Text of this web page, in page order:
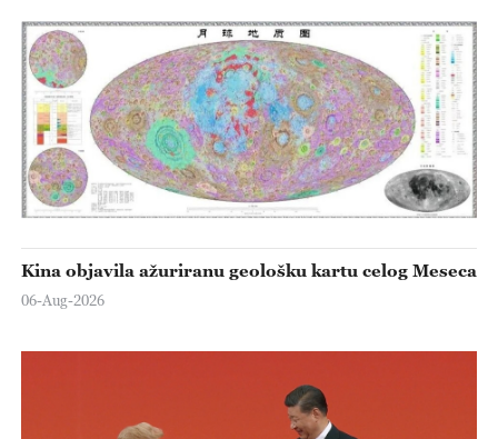
Kina objavila ažuriranu geološku kartu celog Meseca
06-Aug-2026